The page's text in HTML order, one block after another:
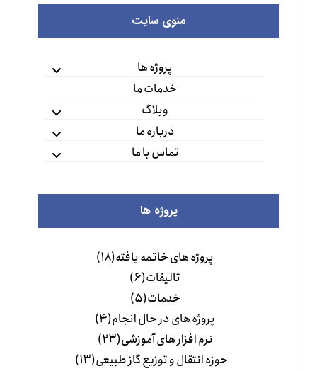
منوی سایت
پروژه ها
خدمات ما
وبلاگ
درباره ما
تماس با ما
پروژه ها
پروژه های خاتمه یافته(۱۸)
تالیفات(۶)
خدمات(۵)
پروژه های در حال انجام(۴)
نرم افزار های آموزشی(۲۳)
حوزه انتقال و توزیع گاز طبیعی(۱۳)